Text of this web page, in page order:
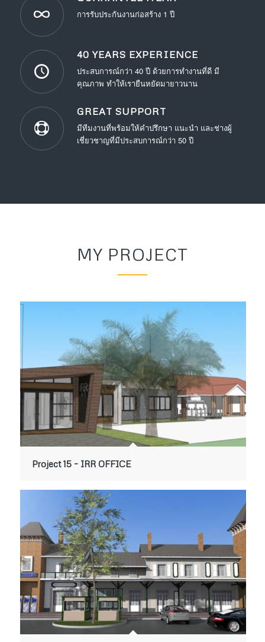
การรับประกันงานก่อสร้าง 1 ปี
40 YEARS EXPERIENCE
ประสบการณ์กว่า 40 ปี ด้วยการทำงานที่ดี มี
คุณภาพ ทำให้เรายืนหยัดมายาวนาน
GREAT SUPPORT
มีทีมงานที่พร้อมให้คำปรึกษา แนะนำ และช่างผู้
เชี่ยวชาญที่มีประสบการณ์กว่า 50 ปี
MY PROJECT
Project 15 – IRR OFFICE